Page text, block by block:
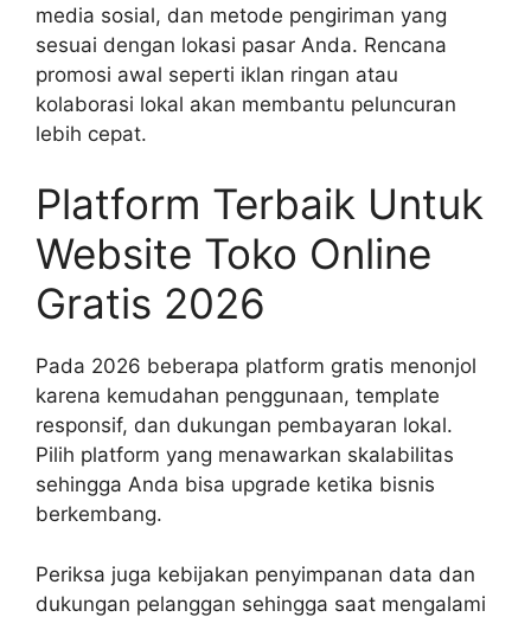
media sosial, dan metode pengiriman yang
sesuai dengan lokasi pasar Anda. Rencana
promosi awal seperti iklan ringan atau
kolaborasi lokal akan membantu peluncuran
lebih cepat.
Platform Terbaik Untuk
Website Toko Online
Gratis 2026
Pada 2026 beberapa platform gratis menonjol
karena kemudahan penggunaan, template
responsif, dan dukungan pembayaran lokal.
Pilih platform yang menawarkan skalabilitas
sehingga Anda bisa upgrade ketika bisnis
berkembang.
Periksa juga kebijakan penyimpanan data dan
dukungan pelanggan sehingga saat mengalami